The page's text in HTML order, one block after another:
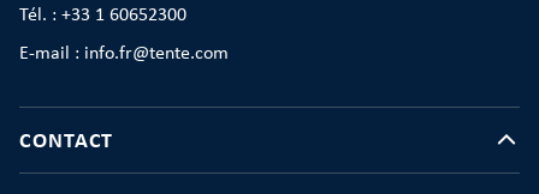
Tél. : +33 1 60652300
E-mail : info.fr@tente.com
CONTACT